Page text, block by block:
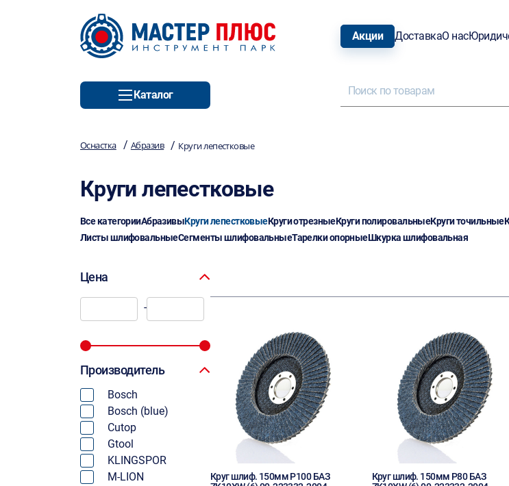
Акции ДоставкаО нас
Каталог
Оснастка / Абразив / Круги лепестковые
Круги лепестковые
Все категорииАбразивыКруги лепестковыеКруги отрезныеКруги полировальныеКруги точильные
Листы шлифовальныеСегменты шлифовальныеТарелки опорныеШкурка шлифовальная
Цена
-
Производитель
Bosch
Bosch (blue)
Cutop
Gtool
KLINGSPOR
M-LION
Круг шлиф. 150мм P100 БАЗ
Круг шлиф. 150мм P80 БАЗ